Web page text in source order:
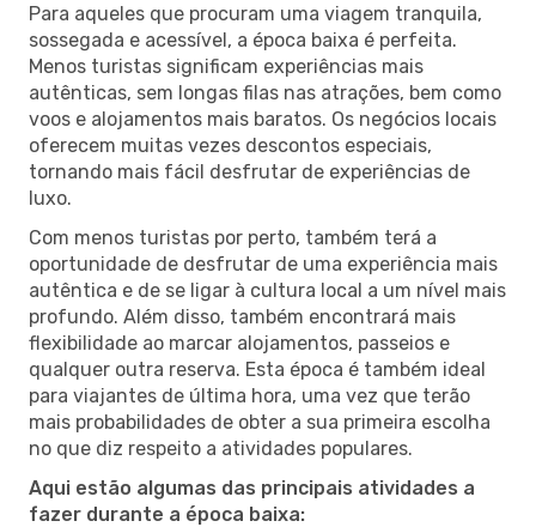
Para aqueles que procuram uma viagem tranquila,
sossegada e acessível, a época baixa é perfeita.
Menos turistas significam experiências mais
autênticas, sem longas filas nas atrações, bem como
voos e alojamentos mais baratos. Os negócios locais
oferecem muitas vezes descontos especiais,
tornando mais fácil desfrutar de experiências de
luxo.
Com menos turistas por perto, também terá a
oportunidade de desfrutar de uma experiência mais
autêntica e de se ligar à cultura local a um nível mais
profundo. Além disso, também encontrará mais
flexibilidade ao marcar alojamentos, passeios e
qualquer outra reserva. Esta época é também ideal
para viajantes de última hora, uma vez que terão
mais probabilidades de obter a sua primeira escolha
no que diz respeito a atividades populares.
Aqui estão algumas das principais atividades a
fazer durante a época baixa: